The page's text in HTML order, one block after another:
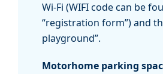
Wi-Fi (WIFI code can be
“registration form”) and
playground”.
Motorhome parking